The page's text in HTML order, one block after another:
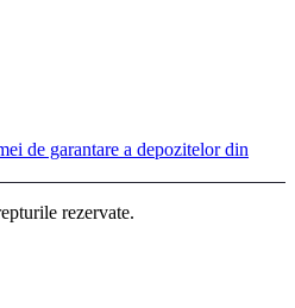
de garantare a depozitelor din
rezervate.